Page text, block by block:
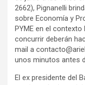
2662), Pignanelli
sobre Economía y
PYME en el
concurrir deberán
mail a
unos minutos antes
El ex presidente del